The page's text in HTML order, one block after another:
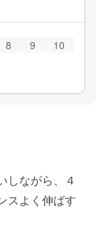
8 9
10
しながら、４
スよく伸ばす